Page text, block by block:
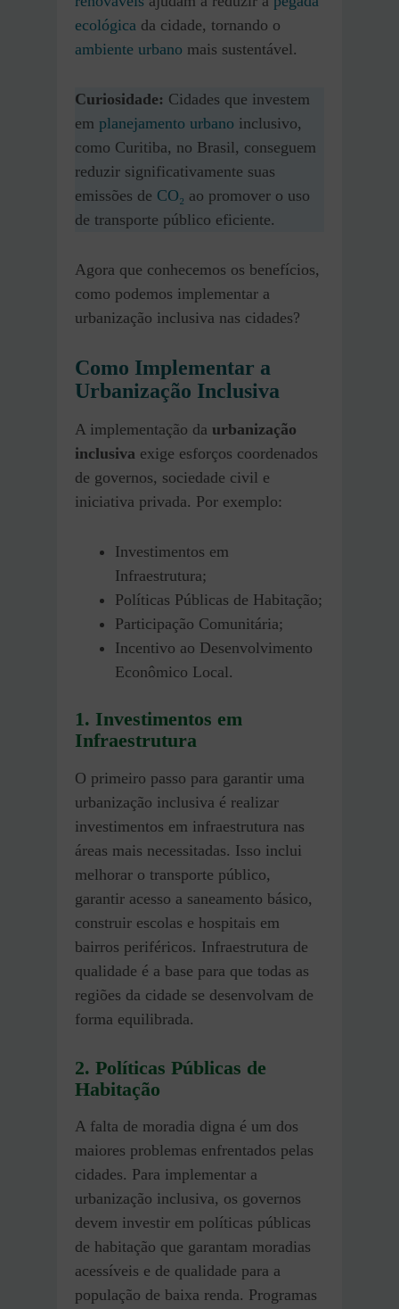
ecológica da cidade, tornando o
ambiente urbano mais sustentável.
Curiosidade: Cidades que investem
em planejamento urbano inclusivo,
como Curitiba, no Brasil, conseguem
reduzir significativamente suas
emissões de CO₂ ao promover o uso
de transporte público eficiente.
Agora que conhecemos os benefícios,
como podemos implementar a
urbanização inclusiva nas cidades?
Como Implementar a
Urbanização Inclusiva
A implementação da urbanização
inclusiva exige esforços coordenados
de governos, sociedade civil e
iniciativa privada. Por exemplo:
Investimentos em
Infraestrutura;
Políticas Públicas de Habitação;
Participação Comunitária;
Incentivo ao Desenvolvimento
Econômico Local.
1. Investimentos em
Infraestrutura
O primeiro passo para garantir uma
urbanização inclusiva é realizar
investimentos em infraestrutura nas
áreas mais necessitadas. Isso inclui
melhorar o transporte público,
garantir acesso a saneamento básico,
construir escolas e hospitais em
bairros periféricos. Infraestrutura de
qualidade é a base para que todas as
regiões da cidade se desenvolvam de
forma equilibrada.
2. Políticas Públicas de
Habitação
A falta de moradia digna é um dos
maiores problemas enfrentados pelas
cidades. Para implementar a
urbanização inclusiva, os governos
devem investir em políticas públicas
de habitação que garantam moradias
acessíveis e de qualidade para a
população de baixa renda. Programas